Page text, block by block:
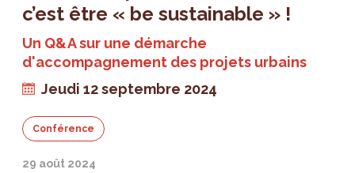
c’est être « be sustainable » !
Un Q&A sur une démarche
d'accompagnement des projets urbains
Jeudi 12 septembre 2024
Conférence
29 août 2024